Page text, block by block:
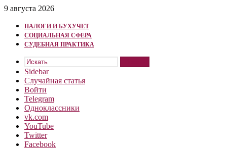
9 августа 2026
НАЛОГИ И БУХУЧЕТ
СОЦИАЛЬНАЯ СФЕРА
СУДЕБНАЯ ПРАКТИКА
Sidebar
Случайная статья
Войти
Telegram
Одноклассники
vk.com
YouTube
Twitter
Facebook